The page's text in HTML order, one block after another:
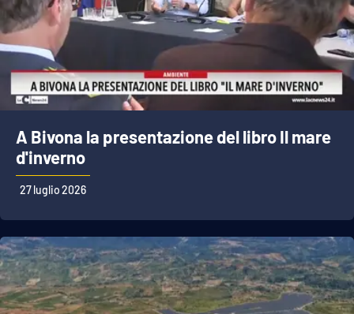
A Bivona la presentazione del libro Il mare
d'inverno
27 luglio 2026